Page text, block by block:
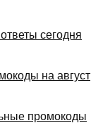
сегодня
на август
промокоды